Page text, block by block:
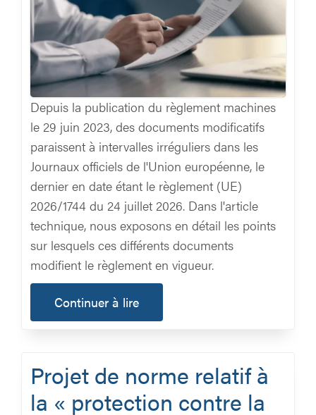
Depuis la publication du règlement machines
le 29 juin 2023, des documents modificatifs
paraissent à intervalles irréguliers dans les
Journaux officiels de l'Union européenne, le
dernier en date étant le règlement (UE)
2026/1744 du 24 juillet 2026. Dans l'article
technique, nous exposons en détail les points
sur lesquels ces différents documents
modifient le règlement en vigueur.
Continuer à lire
Projet de norme relatif à
la « protection contre la